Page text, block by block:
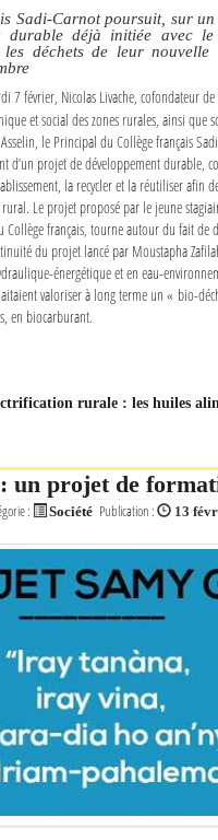
Sadi-Carnot poursuit, sur
durable déjà initiée avec
déchets de leur nouvelle
7 février, Nicolas Livache, cofondateur
et social des zones rurales, ainsi que
le Principal du Collège français
d’un projet de développement durable,
la recycler et la réutiliser afin
Le projet proposé par le jeune
Collège français, tourne autour du fait de
du projet lancé par Moustapha
énergétique et en eau-
valoriser à long terme un « bio-
en biocarburant.
rurale : les huiles
un projet de
: Société Publication : 13